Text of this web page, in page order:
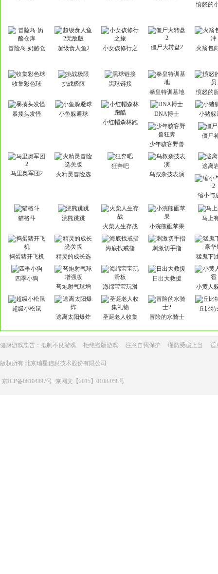
愤怒的
冒险岛-奶酪仓
超级食人鱼2
小女孩修行之
僵尸大转盘2 火箭包
收集彩色球 挑战极限
黑球链接
拳皇特训基地
愤怒的
暴揍头发怪
小鱼躲避球
小红帽森林跑
DNA博士 小猪躲
少年骇客野兽
僵尸
马里奥军团2
火精灵冒险选
狂奔吧
鸟叔杂技表演
逃离
缩小与
猫格斗
浣熊跳跳
火柴人生存战
小浣熊砸苹果
马上
捣蛋猪开飞机
精灵的成长选
海底找戒指
刺激切手指
猛鬼下
四季小狗
弩炮射气球增
海绵宝宝玩滑
日出大救援
小黄人
超级小松鼠
逃离太阳爆炸
圣诞老人收集
冒险的水骑士
丘比特
健康游戏忠告：抵制不良游戏 拒绝盗版游戏 注意自我保护 谨防受骗上当 适
版权所有 北京瑞星信息技术股份有限公司
-京ICP备08104897号 -京网文【2015】0108-058号